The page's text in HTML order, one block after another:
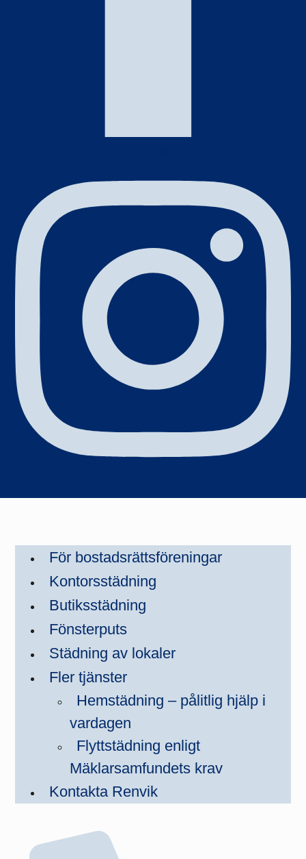
För bostadsrättsföreningar
Kontorsstädning
Butiksstädning
Fönsterputs
Städning av lokaler
Fler tjänster
Hemstädning – pålitlig hjälp i
vardagen
Flyttstädning enligt
Mäklarsamfundets krav
Kontakta Renvik